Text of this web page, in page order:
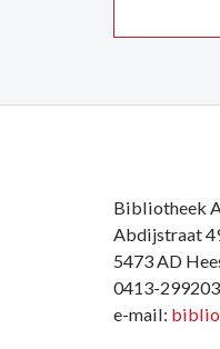
Bibliotheek
Abdijstraat
5473 AD
0413-299203
e-mail: